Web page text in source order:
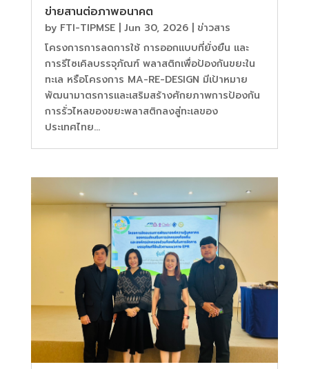
ข่ายสานต่อภาพอนาคต
by FTI-TIPMSE| Jun 30, 2026| ข่าวสาร
โครงการการลดการใช้ การออกแบบที่ยั่งยืน และ
การรีไซเคิลบรรจุภัณฑ์ พลาสติกเพื่อป้องกันขยะใน
ทะเล หรือโครงการ MA-RE-DESIGN มีเป้าหมาย
พัฒนามาตรการและเสริมสร้างศักยภาพการป้องกัน
การรั่วไหลของขยะพลาสติกลงสู่ทะเลของ
ประเทศไทย...